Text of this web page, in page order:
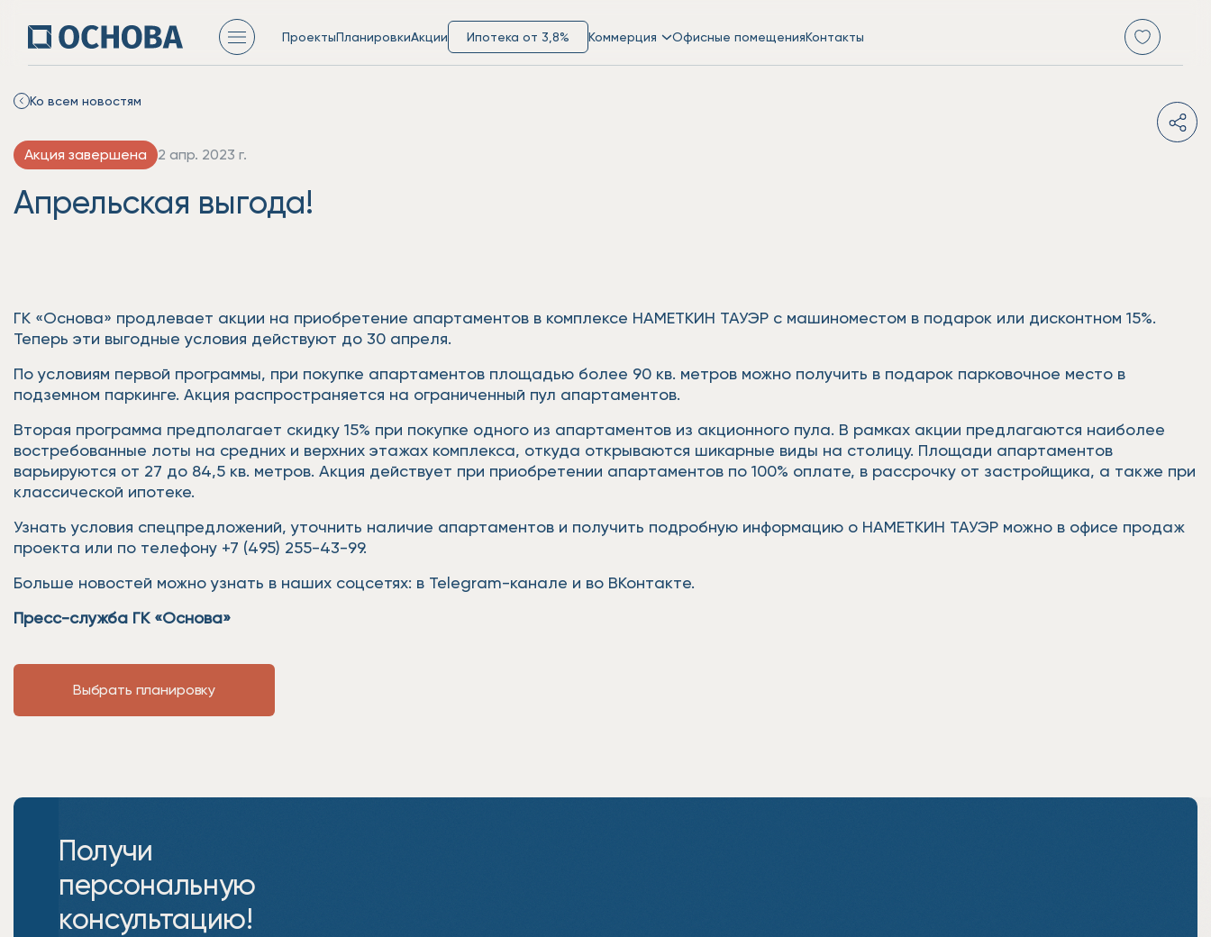
ПроектыПланировкиАкции Ипотека от 3,8% Коммерция Офисные помещенияКонтакты
Ко всем новостям
Акция завершена 2 апр. 2023 г.
Апрельская выгода!
ГК «Основа» продлевает акции на приобретение апартаментов в комплексе НАМЕТКИН ТАУЭР с машиноместом в подарок или дисконтном 15%.
Теперь эти выгодные условия действуют до 30 апреля.
По условиям первой программы, при покупке апартаментов площадью более 90 кв. метров можно получить в подарок парковочное место в
подземном паркинге. Акция распространяется на ограниченный пул апартаментов.
Вторая программа предполагает скидку 15% при покупке одного из апартаментов из акционного пула. В рамках акции предлагаются наиболее
востребованные лоты на средних и верхних этажах комплекса, откуда открываются шикарные виды на столицу. Площади апартаментов
варьируются от 27 до 84,5 кв. метров. Акция действует при приобретении апартаментов по 100% оплате, в рассрочку от застройщика, а также при
классической ипотеке.
Узнать условия спецпредложений, уточнить наличие апартаментов и получить подробную информацию о НАМЕТКИН ТАУЭР можно в офисе продаж
проекта или по телефону +7 (495) 255-43-99.
Больше новостей можно узнать в наших соцсетях: в Telegram-канале и во ВКонтакте.
Пресс-служба ГК «Основа»
Выбрать планировку
Получи
персональную
консультацию!